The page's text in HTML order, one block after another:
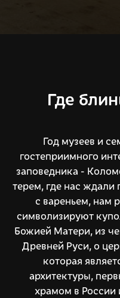
Где
Год музеев и
гостеприимного
заповедника -
терем, где нас
с вареньем, нам
символизируют
Божией Матери, из
Древней Руси, о
которая
архитектуры,
храмом в России